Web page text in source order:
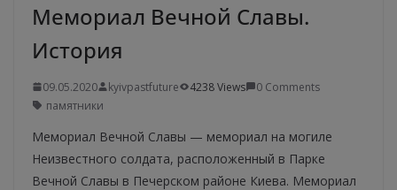
Мемориал Вечной Славы.
История
09.05.2020 kyivpastfuture 4238 Views
0 Comments
памятники
Мемориал Вечной Славы — мемориал на могиле
Неизвестного солдата, расположенный в Парке
Вечной Славы в Печерском районе Киева. Мемориал